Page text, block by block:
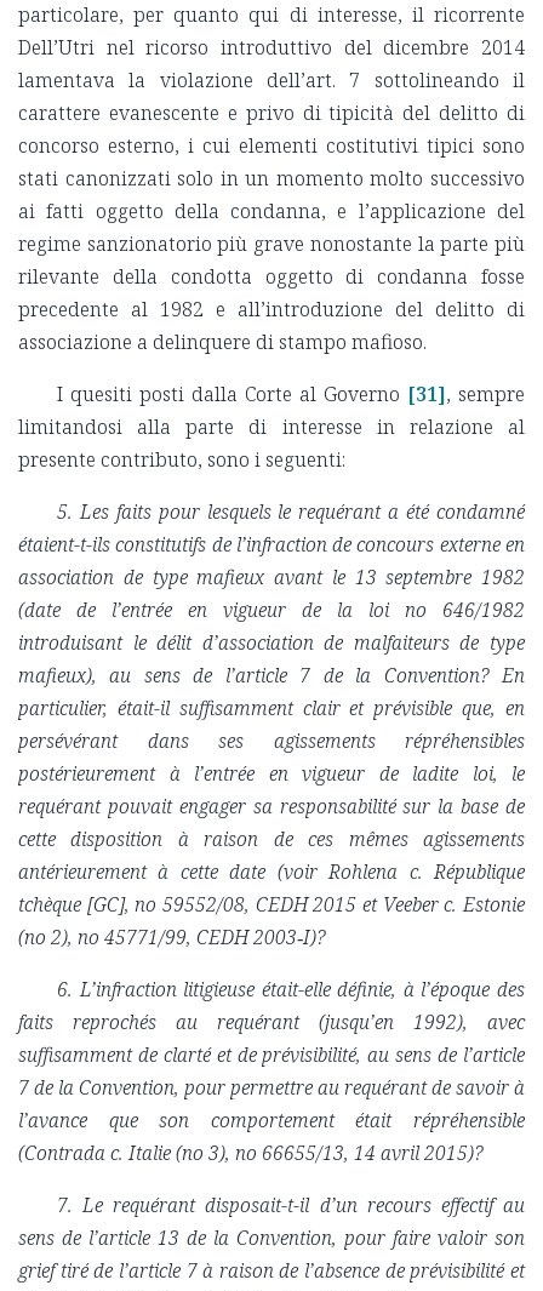
particolare, per quanto qui di interesse, il ricorrente
Dell’Utri nel ricorso introduttivo del dicembre 2014
lamentava la violazione dell’art. 7 sottolineando il
carattere evanescente e privo di tipicità del delitto di
concorso esterno, i cui elementi costitutivi tipici sono
stati canonizzati solo in un momento molto successivo
ai fatti oggetto della condanna, e l’applicazione del
regime sanzionatorio più grave nonostante la parte più
rilevante della condotta oggetto di condanna fosse
precedente al 1982 e all’introduzione del delitto di
associazione a delinquere di stampo mafioso.
I quesiti posti dalla Corte al Governo [31], sempre
limitandosi alla parte di interesse in relazione al
presente contributo, sono i seguenti:
5. Les faits pour lesquels le requérant a été condamné
étaient-t-ils constitutifs de l’infraction de concours externe en
association de type mafieux avant le 13 septembre 1982
(date de l’entrée en vigueur de la loi no 646/1982
introduisant le délit d’association de malfaiteurs de type
mafieux), au sens de l’article 7 de la Convention? En
particulier, était-il suffisamment clair et prévisible que, en
persévérant dans ses agissements répréhensibles
postérieurement à l’entrée en vigueur de ladite loi, le
requérant pouvait engager sa responsabilité sur la base de
cette disposition à raison de ces mêmes agissements
antérieurement à cette date (voir Rohlena c. République
tchèque [GC], no 59552/08, CEDH 2015 et Veeber c. Estonie
(no 2), no 45771/99, CEDH 2003‑I)?
6. L’infraction litigieuse était-elle définie, à l’époque des
faits reprochés au requérant (jusqu’en 1992), avec
suffisamment de clarté et de prévisibilité, au sens de l’article
7 de la Convention, pour permettre au requérant de savoir à
l’avance que son comportement était répréhensible
(Contrada c. Italie (no 3), no 66655/13, 14 avril 2015)?
7. Le requérant disposait-t-il d’un recours effectif au
sens de l’article 13 de la Convention, pour faire valoir son
grief tiré de l’article 7 à raison de l’absence de prévisibilité et